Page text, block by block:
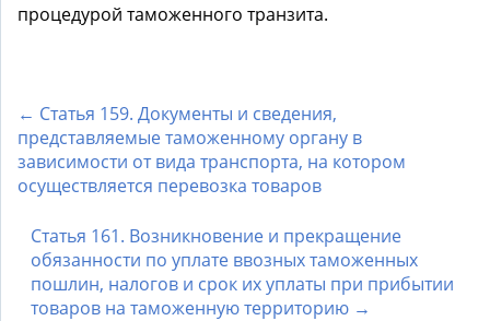
процедурой таможенного транзита.
← Статья 159. Документы и сведения,
представляемые таможенному органу в
зависимости от вида транспорта, на котором
осуществляется перевозка товаров
Статья 161. Возникновение и прекращение
обязанности по уплате ввозных таможенных
пошлин, налогов и срок их уплаты при прибытии
товаров на таможенную территорию →